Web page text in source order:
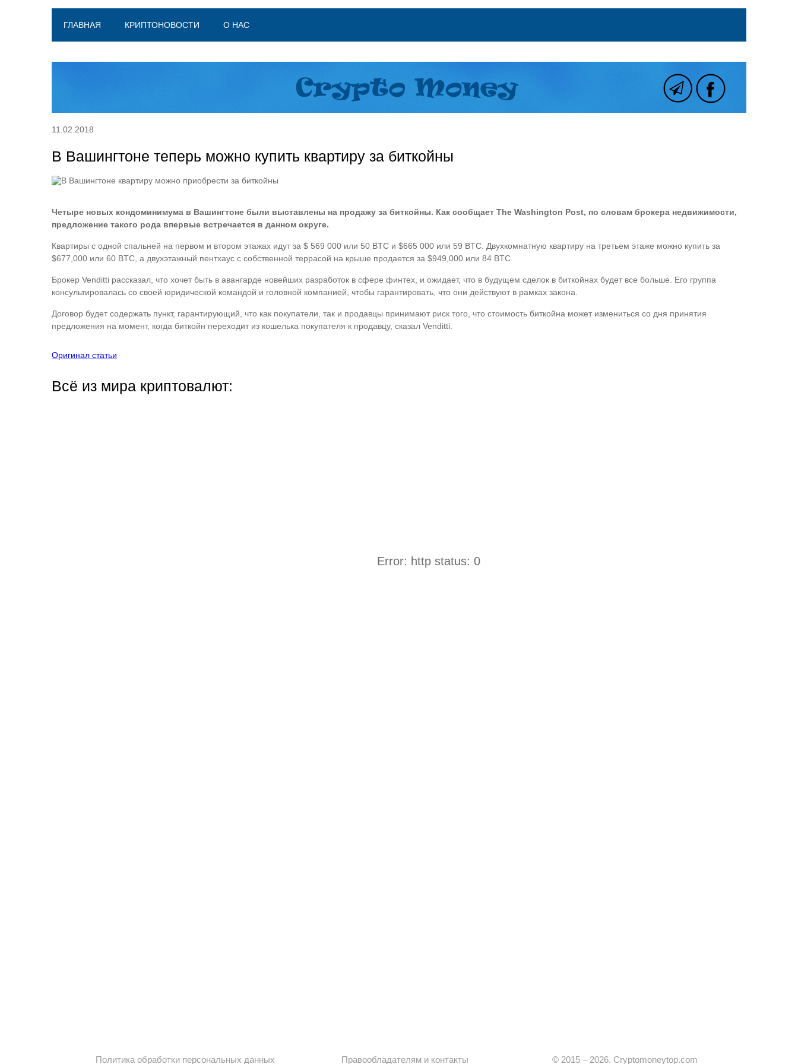
ГЛАВНАЯ КРИПТОНОВОСТИ О НАС
11.02.2018
В Вашингтоне теперь можно купить квартиру за биткойны
Четыре новых кондоминимума в Вашингтоне были выставлены на продажу за биткойны. Как сообщает The Washington Post, по словам брокера недвижимости,
предложение такого рода впервые встречается в данном округе.
Квартиры с одной спальней на первом и втором этажах идут за $ 569 000 или 50 BTC и $665 000 или 59 BTC. Двухкомнатную квартиру на третьем этаже можно купить за
$677,000 или 60 BTC, а двухэтажный пентхаус с собственной террасой на крыше продается за $949,000 или 84 BTC.
Брокер Venditti рассказал, что хочет быть в авангарде новейших разработок в сфере финтех, и ожидает, что в будущем сделок в биткойнах будет все больше. Его группа
консультировалась со своей юридической командой и головной компанией, чтобы гарантировать, что они действуют в рамках закона.
Договор будет содержать пункт, гарантирующий, что как покупатели, так и продавцы принимают риск того, что стоимость биткойна может измениться со дня принятия
предложения на момент, когда биткойн переходит из кошелька покупателя к продавцу, сказал Venditti.
Оригинал статьи
Всё из мира криптовалют:
Error: http status: 0
Политика обработки персональных данных Правообладателям и контакты © 2015 – 2026. Cryptomoneytop.com